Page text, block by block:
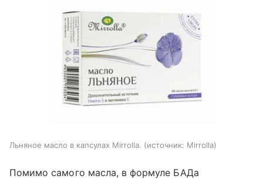
Льняное масло в капсулах Mirrolla. источник: Mirrolla
Помимо самого масла, в формуле БАДа